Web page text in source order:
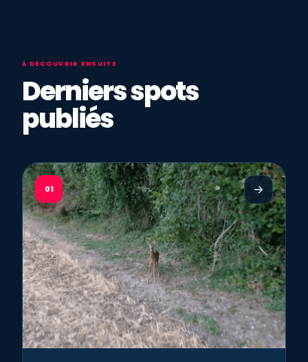
À DÉCOUVRIR ENSUITE
Derniers spots
publiés
01